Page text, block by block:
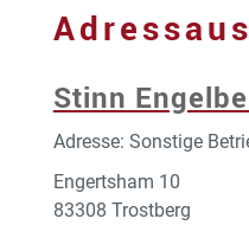
Stinn
Adresse: Sonstige
Engertsham 10
83308 Trostberg